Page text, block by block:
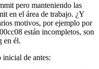
pero manteniendo las
en el área de trabajo. ¿Y
motivos, por ejemplo por
están incompletos, son
en él.
inicial de antes: